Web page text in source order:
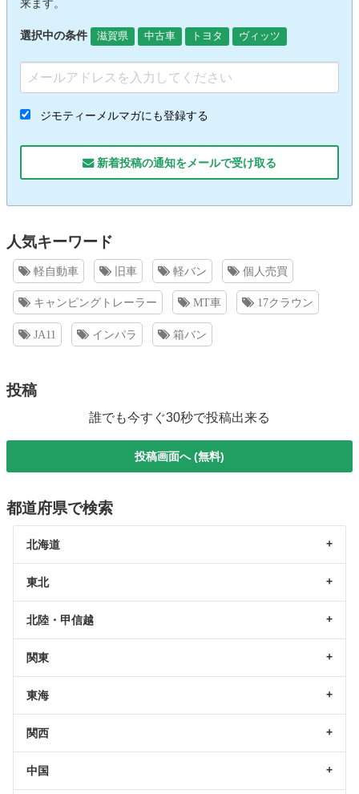
来ます。
選択中の条件 滋賀県 中古車 トヨタ ヴィッツ
ジモティーメルマガにも登録する
新着投稿の通知をメールで受け取る
人気キーワード
軽自動車 旧車 軽バン 個人売買
キャンピングトレーラー MT車 17クラウン
JA11 インパラ 箱バン
投稿
誰でも今すぐ30秒で投稿出来る
投稿画面へ (無料)
都道府県で検索
北海道
東北
北陸・甲信越
関東
東海
関西
中国